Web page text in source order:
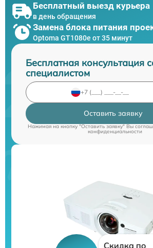
Бесплатный выезд курьера
в день обращения
Замена блока питания
Optoma GT1080e от 35 минут
Бесплатная консультация
специалистом
Оставить заявку
Нажимая на кнопку "Оставить заявку" Вы
конфиденциальности
Скидка по